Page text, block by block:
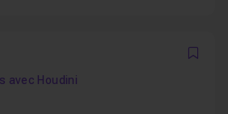
avec Houdini